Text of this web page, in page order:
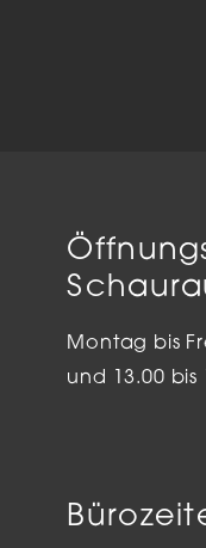
Montag bis
und 13.00 bis